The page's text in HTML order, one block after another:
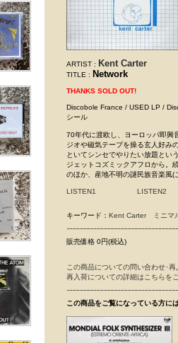
ARTIST : Kent Carter
TITLE : Network
THANKS SOLD OUT!
Discobole France / USED LP /
シール
70年代に渡欧し、ヨーロッパ即興
ジオや磁気テープを操る玄人好み
といてシンセでやりたい放題とい
ジェットコズミックアフロから。
のほか、産地不明の謎民族音楽風
LISTEN1 LISTEN2
キーワード： Kent Carter ミニマ
販売価格 0円(税込)
この商品についての問い合わせ･
再入荷についての詳細はこちらを
この商品をご覧になっている方に